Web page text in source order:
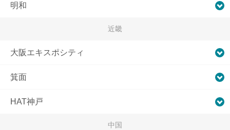
明和
近畿
大阪エキスポシティ
箕面
HAT神戸
中国